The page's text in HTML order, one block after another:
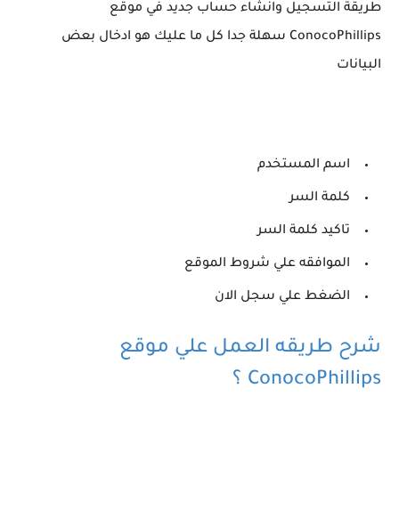
طريقة التسجيل وانشاء حساب جديد في موقع
ConocoPhillips سهلة جدا كل ما عليك هو ادخال بعض
البيانات
اسم المستخدم
كلمة السر
تاكيد كلمة السر
الموافقه علي شروط الموقع
الضغط علي سجل الان
شرح طريقه العمل علي موقع
ConocoPhillips ؟